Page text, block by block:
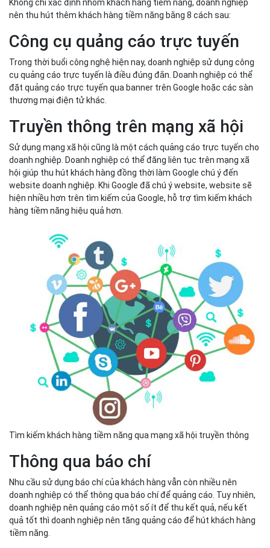
Không chỉ xác định nhóm khách hàng tiềm năng, doanh nghiệp
nên thu hút thêm khách hàng tiềm năng bằng 8 cách sau:
Công cụ quảng cáo trực tuyến
Trong thời buổi công nghệ hiện nay, doanh nghiệp sử dụng công
cụ quảng cáo trực tuyến là điều đúng đắn. Doanh nghiệp có thể
đặt quảng cáo trực tuyến qua banner trên Google hoặc các sàn
thương mại điện tử khác.
Truyền thông trên mạng xã hội
Sử dụng mạng xã hội cũng là một cách quảng cáo trực tuyến cho
doanh nghiệp. Doanh nghiệp có thể đăng liên tục trên mạng xã
hội giúp thu hút khách hàng đồng thời làm Google chú ý đến
website doanh nghiệp. Khi Google đã chú ý website, website sẽ
hiện nhiều hơn trên tìm kiếm của Google, hỗ trợ tìm kiếm khách
hàng tiềm năng hiệu quả hơn.
Tìm kiếm khách hàng tiềm năng qua mạng xã hội truyền thông
Thông qua báo chí
Nhu cầu sử dụng báo chí của khách hàng vẫn còn nhiều nên
doanh nghiệp có thể thông qua báo chí để quảng cáo. Tuy nhiên,
doanh nghiệp nên quảng cáo một số ít để thu kết quả, nếu kết
quả tốt thì doanh nghiệp nên tăng quảng cáo để hút khách hàng
tiềm năng.